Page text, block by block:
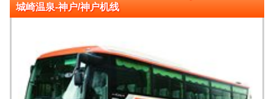
城崎温泉-神户/神户机线